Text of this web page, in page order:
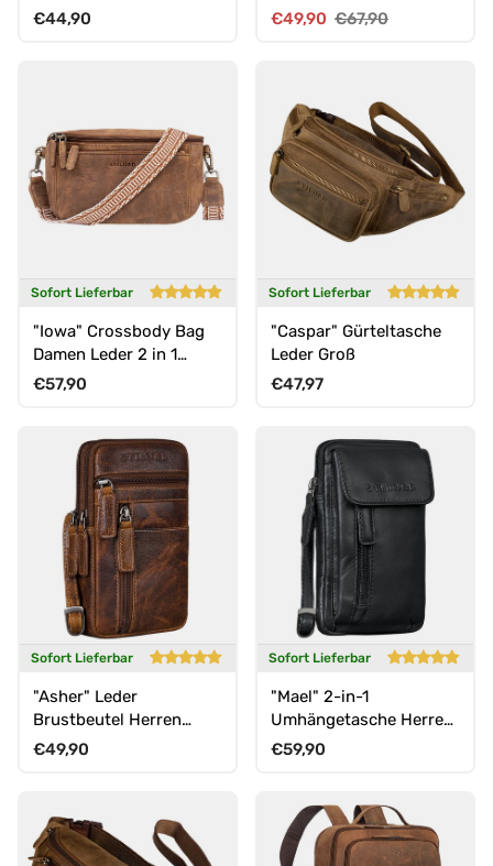
Bauchtasche
Normaler Preis
€44,90
echtem Leder für Damen
Verkaufspreis
€49,90 Normaler Preis
€67,90
Sofort Lieferbar
"Iowa" Crossbody Bag
Damen Leder 2 in 1
Leder Bauchtasche
Normaler Preis
€57,90
Sofort Lieferbar
"Caspar" Gürteltasche
Leder Groß
Normaler Preis
€47,97
Sofort Lieferbar
"Asher" Leder
Brustbeutel Herren
Vintage Gürteltasche
Normaler Preis
€49,90
Sofort Lieferbar
"Mael" 2-in-1
Umhängetasche Herren
Leder Handytasche
Normaler Preis
€59,90